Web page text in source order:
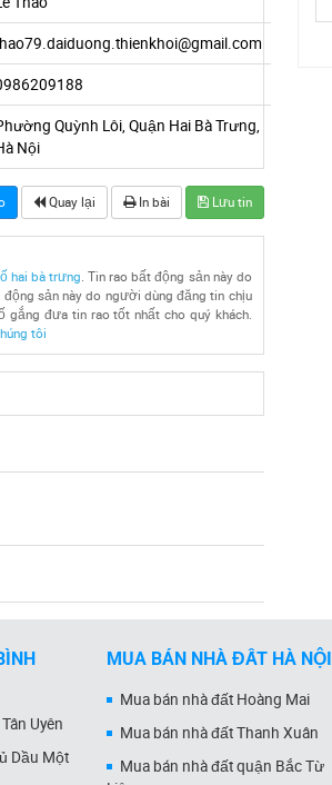
Quỳnh Lôi, Quận Hai Bà Trưng,
Nội
Quay lại In bài Lưu tin
hai bà trưng. Tin rao bất động sản này do
sản này do người dùng đăng tin chịu
gắng đưa tin rao tốt nhất cho quý khách.
tôi
Uyên
Dầu Một
MUA BÁN NHÀ ĐẤT HÀ NỘI
Mua bán nhà đất Hoàng Mai
Mua bán nhà đất Thanh Xuân
Mua bán nhà đất quận Bắc Từ